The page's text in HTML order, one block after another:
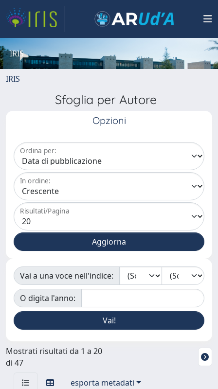
IRIS
IRIS
Sfoglia per Autore
Opzioni
Ordina per:
In ordine:
Risultati/Pagina
Vai a una voce nell'indice:
O digita l'anno:
Mostrati risultati da 1 a 20
di 47
esporta metadati